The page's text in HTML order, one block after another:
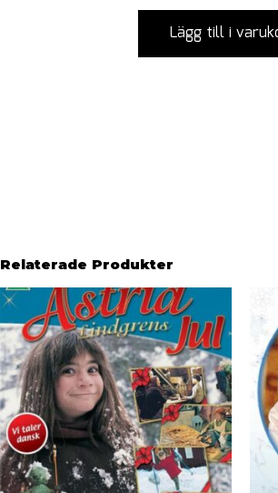
Lägg till i
Relaterade Produkter